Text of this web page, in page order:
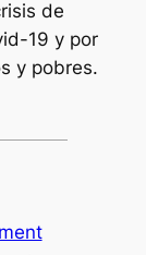
de
19 y por
y pobres.